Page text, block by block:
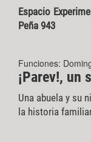
Espacio
Peña 943
Funciones:
¡Parev!, un
Una abuela y su
la historia